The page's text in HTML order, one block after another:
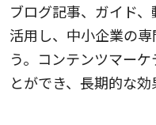
ブログ記事、ガイド
活用し、中小企業の
う。コンテンツマー
とができ、長期的な効